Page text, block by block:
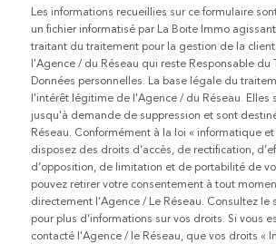
é
e
s
S
c
o
o
r
d
o
n
n
é
Les informations recueillies sur ce formulaire
un fichier informatisé par La Boite Immo
traitant du traitement pour la gestion de la
l'Agence / du Réseau qui reste Responsable du
Données personnelles. La base légale du
l'intérêt légitime de l'Agence / du Réseau. Elles
jusqu'à demande de suppression et sont
Réseau. Conformément à la loi « informatique et
disposez des droits d’accès, de rectification,
d’opposition, de limitation et de portabilité de
pouvez retirer votre consentement à tout
directement l’Agence / Le Réseau. Consultez le
pour plus d’informations sur vos droits. Si vous
contacté l'Agence / le Réseau, que vos droits «